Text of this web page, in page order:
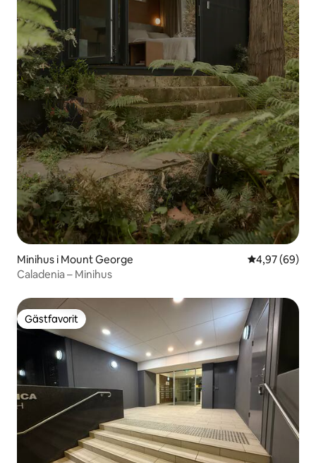
Minihus i Mount George 4,97 av 5 i
4,97 (69)
Caladenia – Minihus
Gästfavorit
Gästfavorit